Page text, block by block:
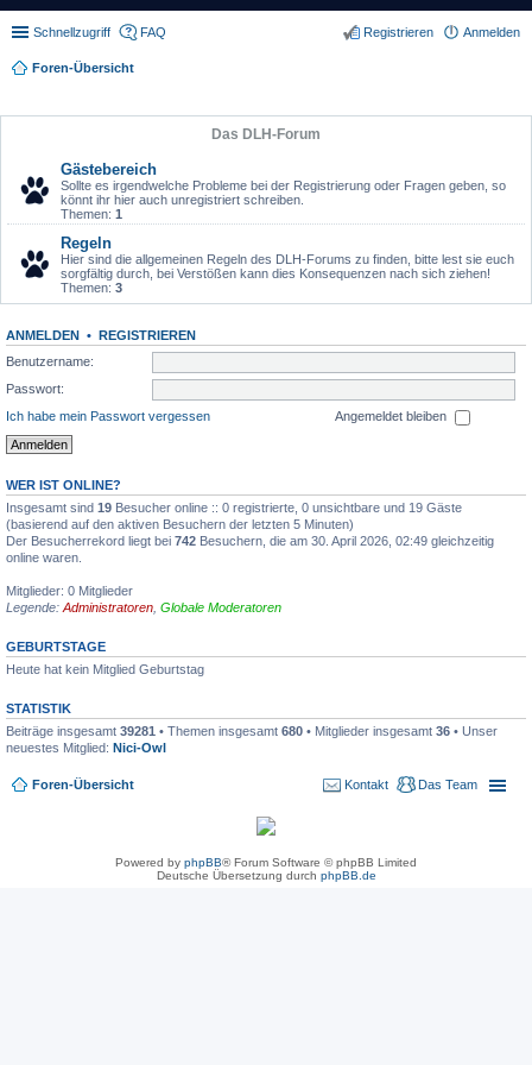
Schnellzugriff FAQ Anmelden
Registrieren
Foren-Übersicht
Das DLH-Forum
Gästebereich
Sollte es irgendwelche Probleme bei der Registrierung oder Fragen geben, so
könnt ihr hier auch unregistriert schreiben.
Themen: 1
Regeln
Hier sind die allgemeinen Regeln des DLH-Forums zu finden, bitte lest sie euch
sorgfältig durch, bei Verstößen kann dies Konsequenzen nach sich ziehen!
Themen: 3
ANMELDEN • REGISTRIEREN
Benutzername:
Passwort:
Ich habe mein Passwort vergessen
Angemeldet bleiben
WER IST ONLINE?
Insgesamt sind 19 Besucher online :: 0 registrierte, 0 unsichtbare und 19 Gäste
(basierend auf den aktiven Besuchern der letzten 5 Minuten)
Der Besucherrekord liegt bei 742 Besuchern, die am 30. April 2026, 02:49 gleichzeitig
online waren.
Mitglieder: 0 Mitglieder
Legende: Administratoren Globale Moderatoren
GEBURTSTAGE
Heute hat kein Mitglied Geburtstag
STATISTIK
Beiträge insgesamt 39281 • Themen insgesamt 680 • Mitglieder insgesamt 36 • Unser
neuestes Mitglied: Nici-Owl
Foren-Übersicht Das Team
Kontakt
Powered by phpBB® Forum Software © phpBB Limited
Deutsche Übersetzung durch phpBB.de